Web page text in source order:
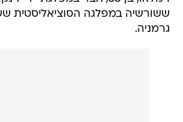
ששורשיה במפלגה הסוציאליסטית
גרמניה.